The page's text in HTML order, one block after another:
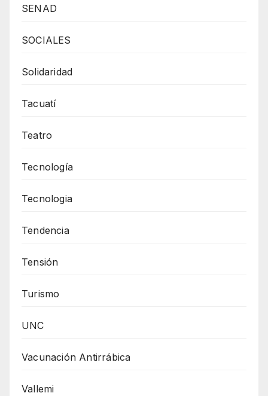
SENAD
SOCIALES
Solidaridad
Tacuatí
Teatro
Tecnología
Tecnologia
Tendencia
Tensión
Turismo
UNC
Vacunación Antirrábica
Vallemi